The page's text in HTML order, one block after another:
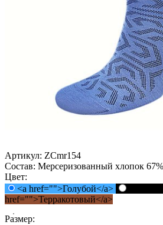
Артикул: ZCmr154
Состав: Мерсеризованный хлопок
Цвет:
<a href="">Голубой</a>
href="">Терракотовый</a>
Размер: